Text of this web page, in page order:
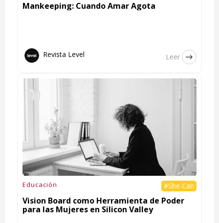
Mankeeping: Cuando Amar Agota
Revista Level Leer
Educación #She Can
Vision Board como Herramienta de Poder
para las Mujeres en Silicon Valley